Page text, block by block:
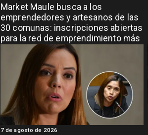
Market Maule busca a los
emprendedores y artesanos de las
30 comunas: inscripciones abiertas
para la red de emprendimiento más
grande de la región
7 de agosto de 2026